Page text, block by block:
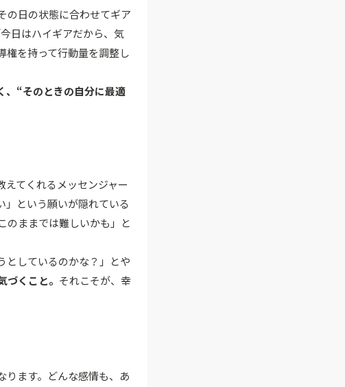
の日の状態に合わせてギア
日はハイギアだから、気
権を持って行動量を調整し
、“そのときの自分に最適
てくれるメッセンジャー
という願いが隠れている
のままでは難しいかも」と
としているのかな？」とや
くこと。 それこそが、幸
ります。どんな感情も、あ